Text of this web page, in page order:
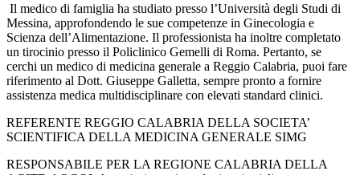
Il medico di famiglia ha studiato presso l’Università degli Studi di
Messina, approfondendo le sue competenze in Ginecologia e
Scienza dell’Alimentazione. Il professionista ha inoltre completato
un tirocinio presso il Policlinico Gemelli di Roma. Pertanto, se
cerchi un medico di medicina generale a Reggio Calabria, puoi fare
riferimento al Dott. Giuseppe Galletta, sempre pronto a fornire
assistenza medica multidisciplinare con elevati standard clinici.
REFERENTE REGGIO CALABRIA DELLA SOCIETA’
SCIENTIFICA DELLA MEDICINA GENERALE SIMG
RESPONSABILE PER LA REGIONE CALABRIA DELLA